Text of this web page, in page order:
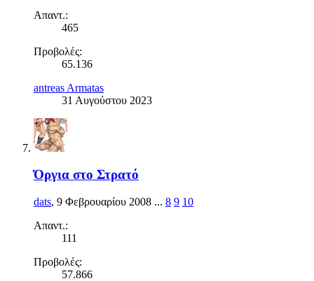
Απαντ.:
465
Προβολές:
65.136
antreas Armatas
31 Αυγούστου 2023
Όργια στο Στρατό
dats, 9 Φεβρουαρίου 2008 ... 8 9 10
Απαντ.:
111
Προβολές:
57.866